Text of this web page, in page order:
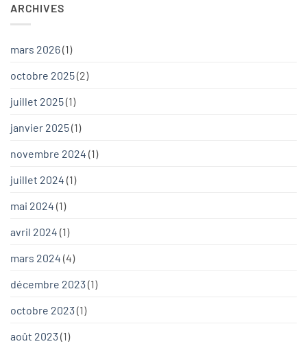
ARCHIVES
mars 2026(1)
octobre 2025(2)
juillet 2025(1)
janvier 2025(1)
novembre 2024 (1)
juillet 2024 (1)
mai 2024 (1)
avril 2024 (1)
mars 2024 (4)
décembre 2023(1)
octobre 2023(1)
août 2023(1)